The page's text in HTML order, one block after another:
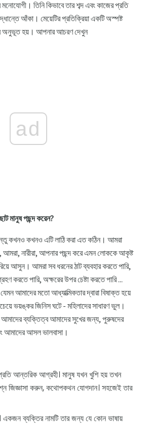
মনোযোগী। তিনি কিভাবে তার শব্দ এবং কাজের প্রতি
আঁকা। মেয়েটির প্রতিক্রিয়া একটি অস্পষ্ট
অনুভূত হয়। আপনার আচরণ দেখুন
ad
মানুষ পছন্দ করেন?
কখনও কখনও এটি লাঠি করা এত কঠিন। আমরা
নারীরা, আপনার পছন্দ করে এমন লোককে আকৃষ্ট
আসুন। আমরা সব ধরনের ঠাট ব্যবহার করতে পারি,
করতে পারি, অক্ষরের উপর চেষ্টা করতে পারি ...
আমাদের মতো আধ্যাত্মিকতার দ্বারা বিষাক্ত হয়ে
ভয়ঙ্কর জিনিস ঘটে - মহিলাদের সাধারণ ভুল।
ব্যক্তিত্ব আমাদের সুখের জন্য, পুরুষদের
আমাদের আসল ভালবাসা।
আন্তরিক আগ্রহী। মানুষ যখন খুশি হয় তখন
জিজ্ঞাসা করুন, কথোপকথন যোগদান। সহজেই তার
একজন ব্যক্তির নামটি তার জন্য যে কোন ভাষায়